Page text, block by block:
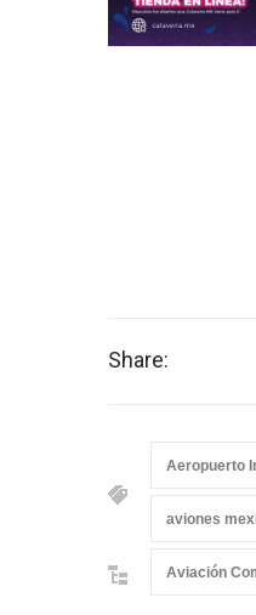
Share:
Aeropuerto
aviones
Aviación